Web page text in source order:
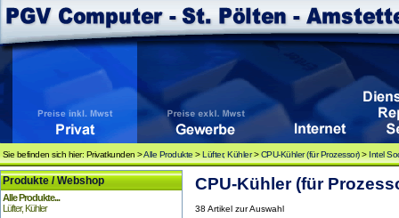
Sie befinden sich hier: Privatkunden >Alle Produkte >Lüfter, Kühler>CPU-Kühler (für Prozessor)> Intel
Produkte / Webshop
Alle Produkte...
Lüfter, Kühler
CPU-Kühler (für
38 Artikel zur Auswahl